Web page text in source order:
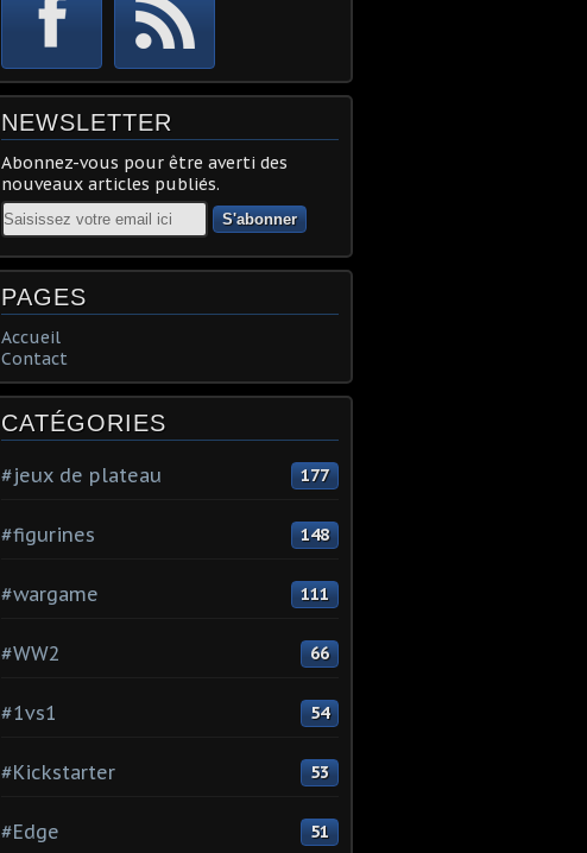
NEWSLETTER
Abonnez-vous pour être averti des
nouveaux articles publiés.
Email
PAGES
Accueil
Contact
CATÉGORIES
#jeux de plateau 177
#figurines 148
#wargame 111
#WW2 66
#1vs1 54
#Kickstarter 53
#Edge 51